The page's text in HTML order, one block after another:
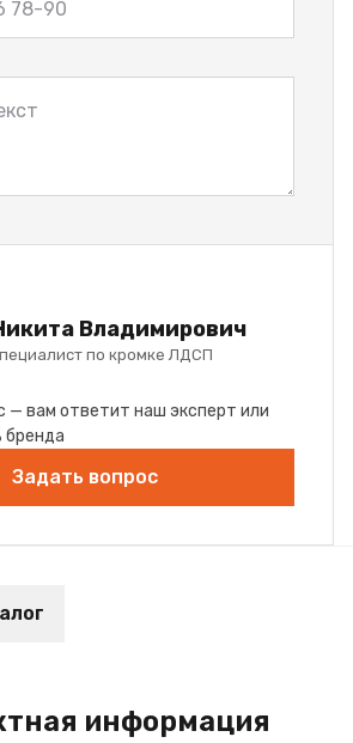
Владимирович
по кромке ЛДСП
— вам ответит наш эксперт или
бренда
Задать вопрос
информация